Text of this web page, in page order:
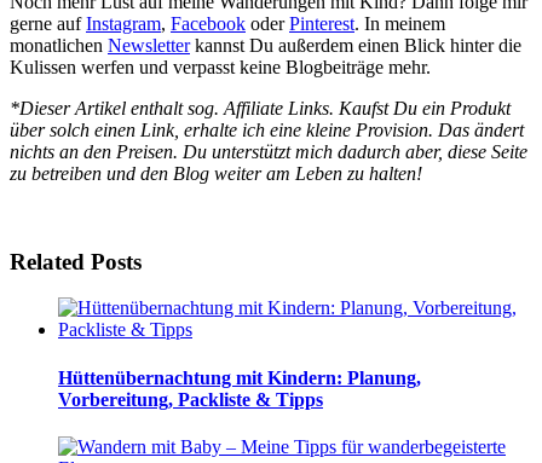
gerne aufInstagram, Facebook oderPinterest. In meinem
monatlichen Newsletterkannst Du außerdem einen Blick hinter die
Kulissen werfen und verpasst keine Blogbeiträge mehr.
*Dieser Artikel enthalt sog. Affiliate Links. Kaufst Du ein Produkt
über solch einen Link, erhalte ich eine kleine Provision. Das ändert
nichts an den Preisen. Du unterstützt mich dadurch aber, diese Seite
zu betreiben und den Blog weiter am Leben zu halten!
Related Posts
Hüttenübernachtung mit Kindern: Planung,
Vorbereitung, Packliste & Tipps